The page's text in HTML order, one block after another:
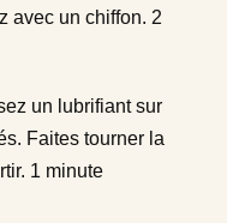
avec un chiffon. 2
un lubrifiant sur
Faites tourner la
1 minute